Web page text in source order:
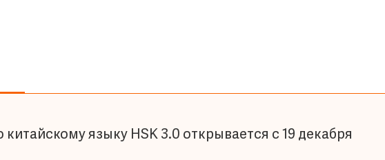
языку HSK 3.0 открывается с 19 декабря